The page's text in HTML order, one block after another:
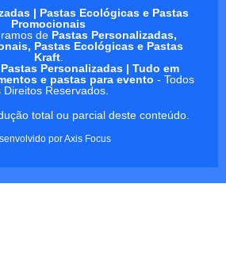
| Pastas Ecológicas e Pastas
Promocionais
de Pastas Personalizadas,
Pastas Ecológicas e Pastas
Kraft.
Pastas Personalizadas | Tudo em
e pastas para evento - Todos
Direitos Reservados.
total ou parcial deste conteúdo.
porAxis Focus